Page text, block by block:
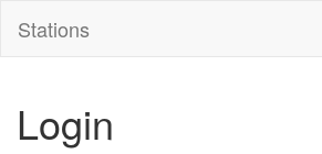
Stations
Login